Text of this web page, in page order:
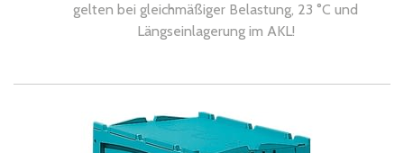
gelten bei gleichmäßiger Belastung, 23 °C und
Längseinlagerung im AKL!